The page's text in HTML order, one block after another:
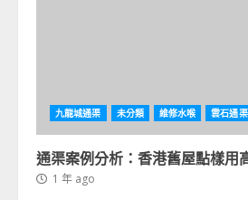
九龍城通渠 未分類 維修水喉 雲石通渠
通渠案例分析：香港舊屋點樣用
1 年 ago